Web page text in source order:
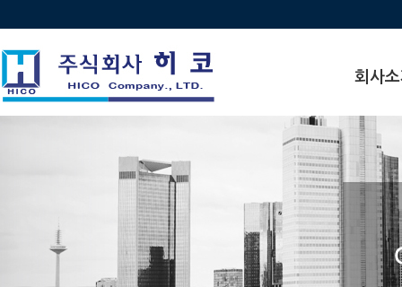
회사
인사말
비전
연혁
수상 · 인
찾아오시
조직도
관계사현